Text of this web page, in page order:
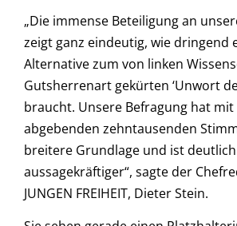
„Die immense Beteiligung an
zeigt ganz eindeutig, wie dringend
Alternative zum von linken
Gutsherrenart gekürten ‘Unwort
braucht. Unsere Befragung hat mit
abgebenden zehntausenden
breitere Grundlage und ist deutlich
aussagekräftiger“, sagte der
JUNGEN FREIHEIT, Dieter Stein.